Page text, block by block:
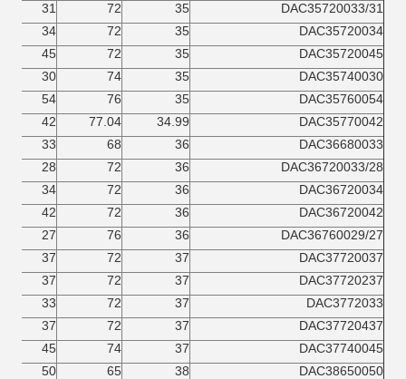
DAC35720033/31
35
72
31
DAC35720034
35
72
34
DAC35720045
35
72
45
DAC35740030
35
74
30
DAC35760054
35
76
54
DAC35770042
34.99
77.04
42
DAC36680033
36
68
33
DAC36720033/28
36
72
28
DAC36720034
36
72
34
DAC36720042
36
72
42
DAC36760029/27
36
76
27
DAC37720037
37
72
37
DAC37720237
37
72
37
DAC3772033
37
72
33
DAC37720437
37
72
37
DAC37740045
37
74
45
DAC38650050
38
65
50